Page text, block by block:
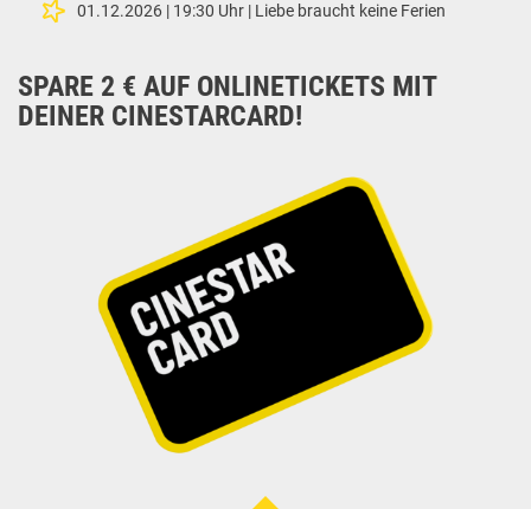
01.12.2026 | 19:30 Uhr | Liebe braucht keine Ferien
SPARE 2 € AUF ONLINETICKETS MIT
DEINER CINESTARCARD!